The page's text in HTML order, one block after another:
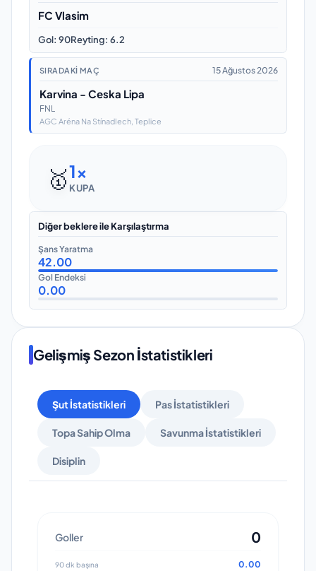
FC Vlasim
Gol: 90Reyting: 6.2
SIRADAKI MAÇ 15 Ağustos 2026
Karvina - Ceska Lipa
FNL
AGC Aréna Na Stínadlech , Teplice
🥇1x
KUPA
Diğer beklere ile Karşılaştırma
Şans Yaratma
42.00
Gol Endeksi
0.00
Gelişmiş Sezon İstatistikleri
Şut İstatistikleri Pas İstatistikleri
Topa Sahip Olma Savunma İstatistikleri
Disiplin
Goller 0
90 dk başına 0.00